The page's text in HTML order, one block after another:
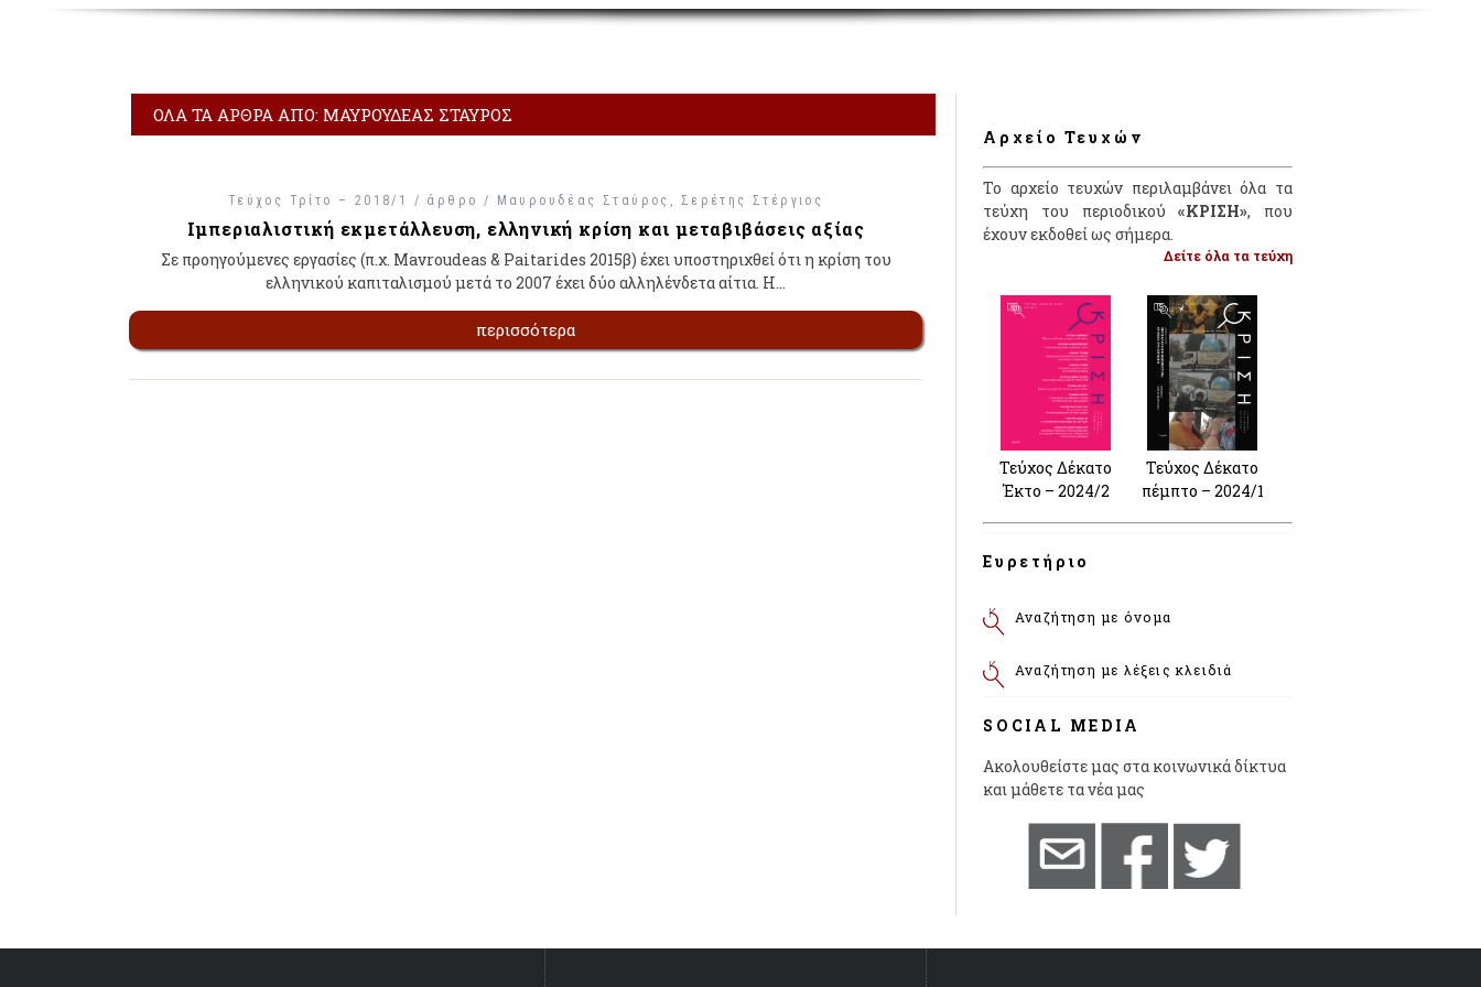
ΌΛΑ ΤΑ ΆΡΘΡΑ ΑΠΌ: ΜΑΥΡΟΥΔΈΑΣ ΣΤΑΎΡΟΣ
Τεύχος Τρίτο – 2018/1 / άρθρο / Μαυρουδέας Σταύρος Σερέτης Στέργιος
Ιμπεριαλιστική εκμετάλλευση, ελληνική κρίση και μεταβιβάσεις αξίας
Σε προηγούμενες εργασίες (π.χ. Mavroudeas & Paitarides 2015β) έχει υποστηριχθεί ότι η κρίση του
ελληνικού καπιταλισμού μετά το 2007 έχει δύο αλληλένδετα αίτια. Η…
περισσότερα
Αρχείο Τευχών
Το αρχείο τευχών περιλαμβάνει όλα τα
τεύχη του περιοδικού«ΚΡΙΣΗ», που
έχουν εκδοθεί ως σήμερα.
Δείτε όλα τα τεύχη
Τεύχος Δέκατο
Έκτο – 2024/2
Τεύχος Δέκατο
πέμπτο – 2024/1
Ευρετήριο
Αναζήτηση με όνομα
Αναζήτηση με λέξεις κλειδιά
SOCIAL MEDIA
Ακολουθείστε μας στα κοινωνικά δίκτυα
και μάθετε τα νέα μας